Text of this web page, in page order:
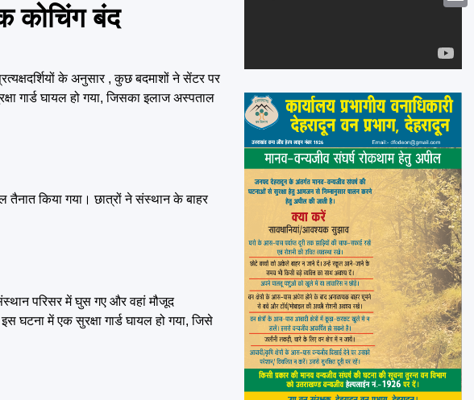
कोचिंग बंद
के अनुसार , कुछ बदमाशों ने सेंटर पर
गार्ड घायल हो गया, जिसका इलाज अस्पताल
तैनात किया गया। छात्रों ने संस्थान के बाहर
परिसर में घुस गए और वहां मौजूद
घटना में एक सुरक्षा गार्ड घायल हो गया, जिसे